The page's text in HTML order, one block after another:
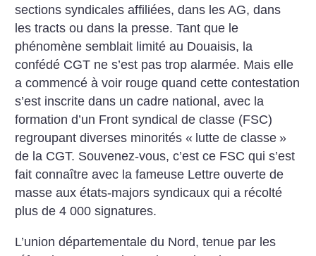
sections syndicales affiliées, dans les AG, dans
les tracts ou dans la presse. Tant que le
phénomène semblait limité au Douaisis, la
confédé CGT ne s’est pas trop alarmée. Mais elle
a commencé à voir rouge quand cette contestation
s’est inscrite dans un cadre national, avec la
formation d’un Front syndical de classe (FSC)
regroupant diverses minorités « lutte de classe »
de la CGT. Souvenez-vous, c’est ce FSC qui s’est
fait connaître avec la fameuse Lettre ouverte de
masse aux états-majors syndicaux qui a récolté
plus de 4 000 signatures.
L’union départementale du Nord, tenue par les